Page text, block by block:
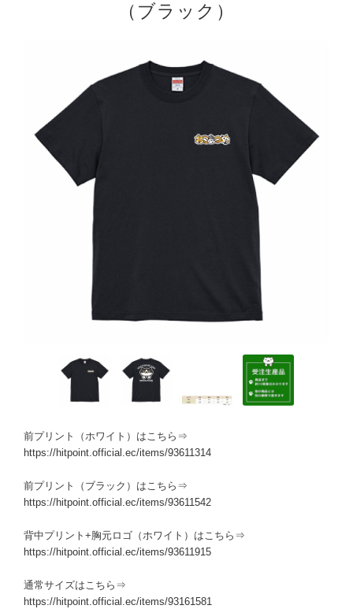
（ブラック）
前プリント（ホワイト）はこちら⇒
https://hitpoint.official.ec/items/93611314
前プリント（ブラック）はこちら⇒
https://hitpoint.official.ec/items/93611542
背中プリント+胸元ロゴ（ホワイト）はこちら⇒
https://hitpoint.official.ec/items/93611915
通常サイズはこちら⇒
https://hitpoint.official.ec/items/93161581